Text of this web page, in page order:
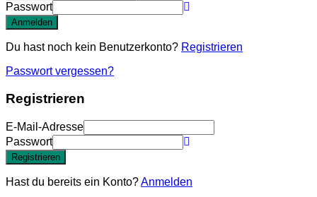
Passwort
Anmelden
Du hast noch kein Benutzerkonto? Registrieren
Passwort vergessen?
Registrieren
E-Mail-Adresse
Passwort
Registrieren
Hast du bereits ein Konto?Anmelden